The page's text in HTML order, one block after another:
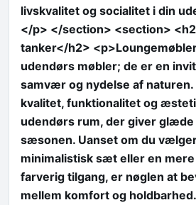
livskvalitet og socialitet i din
</p> </section> <section>
tanker</h2>
udendørs møbler; de er en
samvær og nydelse af naturen.
kvalitet, funktionalitet og
udendørs rum, der giver glæde
sæsonen. Uanset om du
minimalistisk sæt eller en
farverig tilgang, er nøglen at
mellem komfort og